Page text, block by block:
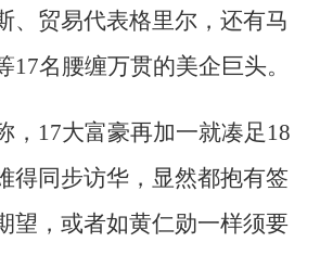
、贸易代表格里尔，还有马
17名腰缠万贯的美企巨头。
，17大富豪再加一就凑足18
得同步访华，显然都抱有签
望，或者如黄仁勋一样须要